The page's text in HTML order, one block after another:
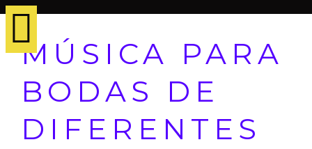
MÚSICA PARA
BODAS DE
DIFERENTES